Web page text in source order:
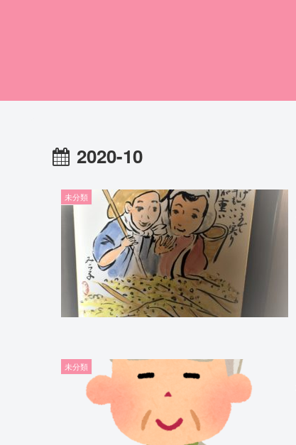
2020-10
未分類
未分類